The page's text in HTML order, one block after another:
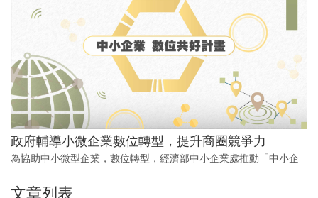
政府輔導小微企業數位轉型，提升商圈競爭力
為協助中小微型企業，數位轉型，經濟部中小企業處推動「中小企
創業商家、市場與消費者三贏的產業數位共好環境。
文章列表